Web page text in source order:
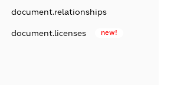
document.relationships
document.licenses new!